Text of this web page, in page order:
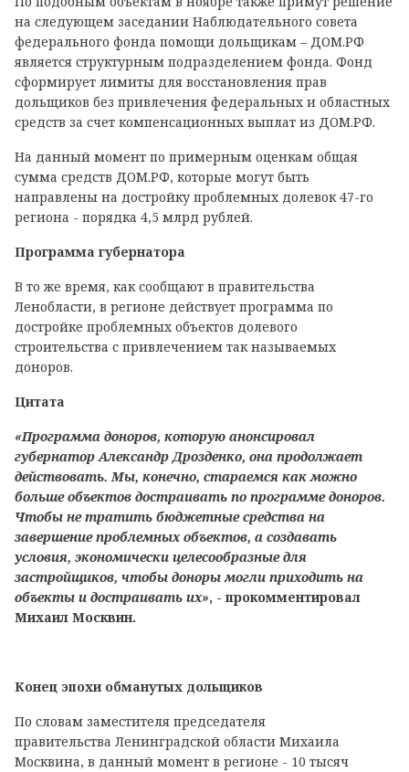
на следующем заседании Наблюдательного совета
федерального фонда помощи дольщикам – ДОМ.РФ
является структурным подразделением фонда. Фонд
сформирует лимиты для восстановления прав
дольщиков без привлечения федеральных и областных
средств за счет компенсационных выплат из ДОМ.РФ.
На данный момент по примерным оценкам общая
сумма средств ДОМ.РФ, которые могут быть
направлены на достройку проблемных долевок 47-го
региона - порядка 4,5 млрд рублей.
Программа губернатора
В то же время, как сообщают в правительства
Ленобласти, в регионе действует программа по
достройке проблемных объектов долевого
строительства с привлечением так называемых
доноров.
Цитата
«Программа доноров, которую анонсировал
губернатор Александр Дрозденко, она продолжает
действовать. Мы, конечно, стараемся как можно
больше объектов достраивать по программе доноров.
Чтобы не тратить бюджетные средства на
завершение проблемных объектов, а создавать
условия, экономически целесообразные для
застройщиков, чтобы доноры могли приходить на
объекты и достраивать их», - прокомментировал
Михаил Москвин.
Конец эпохи обманутых дольщиков
По словам заместителя председателя
правительства Ленинградской области Михаила
Москвина, в данный момент в регионе - 10 тысяч